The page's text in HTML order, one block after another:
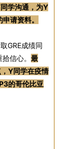
学沟通，为Y
请资料。
GRE成绩同
信心。 最
Y同学在疫情
的哥伦比亚